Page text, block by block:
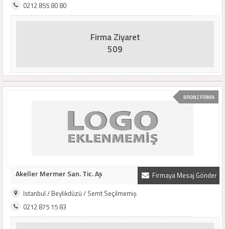
0212 855 80 80
Firma Ziyaret
509
BRONZ FİRMA
Firmaya Mesaj Gönder
Akeller Mermer San. Tic. Aş
İstanbul / Beylikdüzü / Semt Seçilmemiş
0212 875 15 83